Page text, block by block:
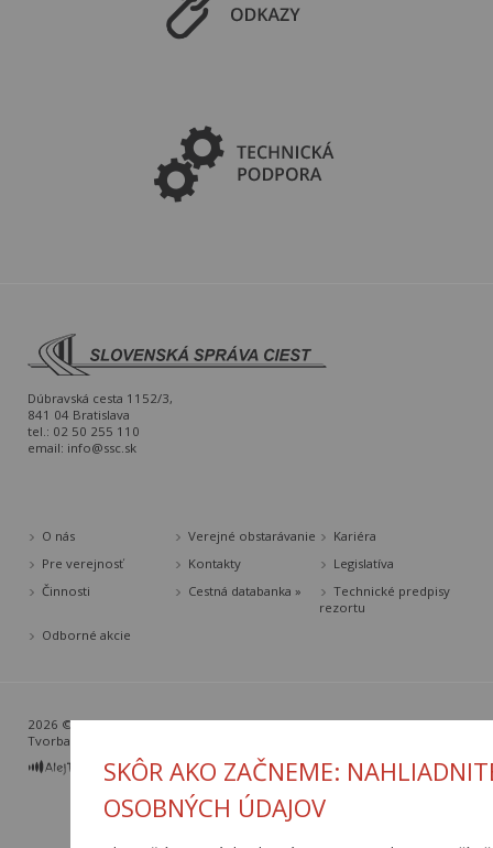
SKÔR AKO ZAČNEME:
OSOBNÝCH ÚDAJOV
Dúbravská cesta 1152/3,
841 04 Bratislava
tel.: 02 50 255 110
email: info@ssc.sk
O nás Verejné obstarávanie
Kariéra
Pre verejnosť
Kontakty
Legislatíva
Činnosti
Cestná databanka »
Technické predpisy
rezortu
Odborné akcie
2026 © Slovenská správa ciest |Nastavenia cookies
Tvorba web stránok